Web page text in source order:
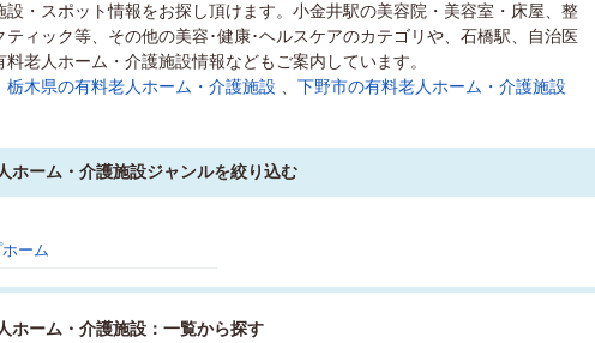
設・スポット情報をお探し頂けます。小金井駅の美容院・美容室・床屋、整
ティック等、その他の美容･健康･ヘルスケアのカテゴリや、石橋駅、自治医
老人ホーム・介護施設情報などもご案内しています。
栃木県の有料老人ホーム・介護施設 下野市の有料老人ホーム・介護施設
ホーム・介護施設ジャンルを絞り込む
ーム
ホーム・介護施設：一覧から探す